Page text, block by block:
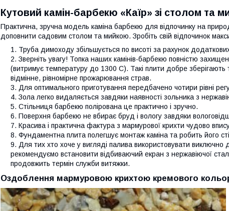
Кутовий камін-барбекю «Каїр» зі столом та
Практична, зручна модель каміна барбекю для відпочинку на
доповнити садовим столом та мийкою. Зробіть свій відпочинок
Труба димоходу збільшується по висоті за рахунок
Зверніть увагу! Топка наших камінів-барбекю повністю
(витримує температуру до 1300 С). Такі плити добре
відмінне, рівномірне прожарювання страв.
Для оптимального приготування передбачено чотири рівні
Зола легко видаляється завдяки наявності зольника з
Стільниця барбекю полірована це практично і зручно.
Поверхня барбекю не вбирає бруд і вологу завдяки
Красива і практична фактура з мармурової крихти чудово
Фундаментна плита полегшує монтаж каміна та робить його
Для тих хто хоче у вигляді палива використовувати
рекомендуємо встановити відбиваючий екран з нержавіючої
продовжить термін служби витяжки.
Оздоблення мармуровою крихтою кремового